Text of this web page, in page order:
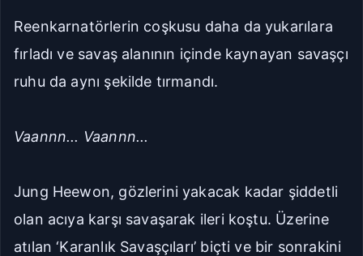
Reenkarnatörlerin coşkusu daha da yukarılara
fırladı ve savaş alanının içinde kaynayan savaşçı
ruhu da aynı şekilde tırmandı.
Vaannn... Vaannn...
Jung Heewon, gözlerini yakacak kadar şiddetli
olan acıya karşı savaşarak ileri koştu. Üzerine
atılan ‘Karanlık Savaşçıları’ biçti ve bir sonrakini